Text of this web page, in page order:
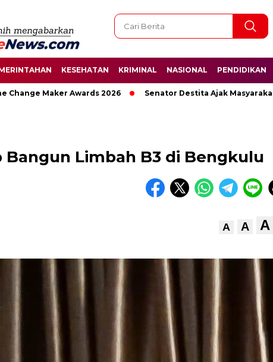
KESEHATAN KRIMINAL NASIONAL PENDIDIKAN
Awards 2026 Senator Destita Ajak Masyarakat
Bangun Limbah B3 di Bengkulu
A A A